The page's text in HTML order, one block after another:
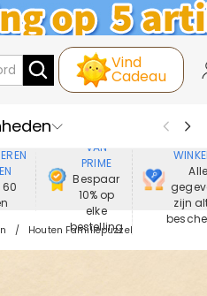
Vind
Cadeau
Verkochte
60
VAN
PRIME
Bespaar
10% op
elke
bestelling
Alle
zijn
Houten Familiepuzzel